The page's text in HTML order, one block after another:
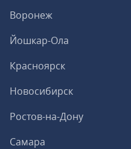
Воронеж
Йошкар-Ола
Красноярск
Новосибирск
Ростов-на-Дону
Самара